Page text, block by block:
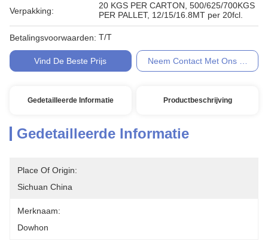
Verpakking:
20 KGS PER CARTON, 500/625/700KGS
PER PALLET, 12/15/16.8MT per 20fcl.
Betalingsvoorwaarden: T/T
Vind De Beste Prijs Neem Contact Met Ons Op
Gedetailleerde Informatie Productbeschrijving
Gedetailleerde Informatie
Place Of Origin:
Sichuan China
Merknaam:
Dowhon